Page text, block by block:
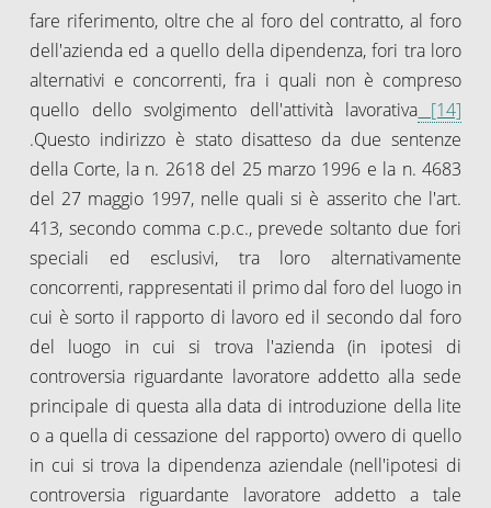
fare riferimento, oltre che al foro del contratto, al foro
dell'azienda ed a quello della dipendenza, fori tra loro
alternativi e concorrenti, fra i quali non è compreso
quello dello svolgimento dell'attività lavorativa [14]
.Questo indirizzo è stato disatteso da due sentenze
della Corte, la n. 2618 del 25 marzo 1996 e la n. 4683
del 27 maggio 1997, nelle quali si è asserito che l'art.
413, secondo comma c.p.c., prevede soltanto due fori
speciali ed esclusivi, tra loro alternativamente
concorrenti, rappresentati il primo dal foro del luogo in
cui è sorto il rapporto di lavoro ed il secondo dal foro
del luogo in cui si trova l'azienda (in ipotesi di
controversia riguardante lavoratore addetto alla sede
principale di questa alla data di introduzione della lite
o a quella di cessazione del rapporto) ovvero di quello
in cui si trova la dipendenza aziendale (nell'ipotesi di
controversia riguardante lavoratore addetto a tale